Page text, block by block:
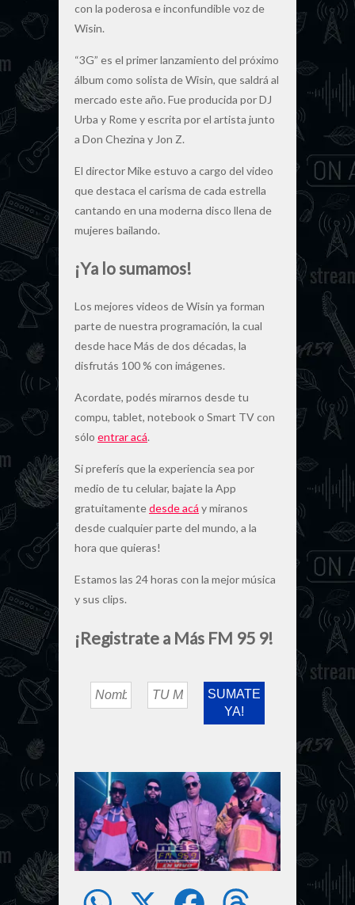
con la poderosa e inconfundible voz de
Wisin.
“3G” es el primer lanzamiento del próximo
álbum como solista de Wisin, que saldrá al
mercado este año. Fue producida por DJ
Urba y Rome y escrita por el artista junto
a Don Chezina y Jon Z.
El director Mike estuvo a cargo del video
que destaca el carisma de cada estrella
cantando en una moderna disco llena de
mujeres bailando.
¡Ya lo sumamos!
Los mejores videos de Wisin ya forman
parte de nuestra programación, la cual
desde hace Más de dos décadas, la
disfrutás 100 % con imágenes.
Acordate, podés mirarnos desde tu
compu, tablet, notebook o Smart TV con
sólo entrar acá.
Si preferís que la experiencia sea por
medio de tu celular, bajate la App
gratuitamentedesde acá y miranos
desde cualquier parte del mundo, a la
hora que quieras!
Estamos las 24 horas con la mejor música
y sus clips.
¡Registrate a Más FM 95 9!